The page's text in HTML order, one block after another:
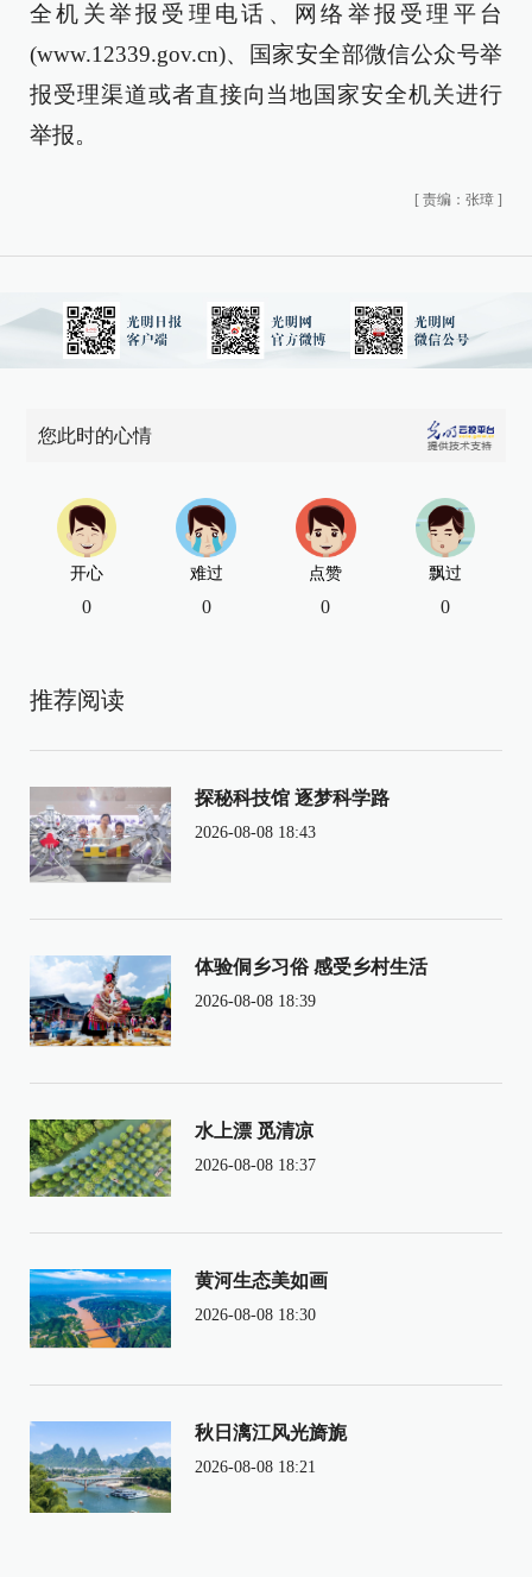
全机关举报受理电话、网络举报受理平台
(www.12339.gov.cn)、国家安全部微信公众号举
报受理渠道或者直接向当地国家安全机关进行
举报。
[ 责编：张璋 ]
您此时的心情
开心
0
难过
0
点赞
0
飘过
0
推荐阅读
探秘科技馆 逐梦科学路
2026-08-08 18:43
体验侗乡习俗 感受乡村生活
2026-08-08 18:39
水上漂 觅清凉
2026-08-08 18:37
黄河生态美如画
2026-08-08 18:30
秋日漓江风光旖旎
2026-08-08 18:21